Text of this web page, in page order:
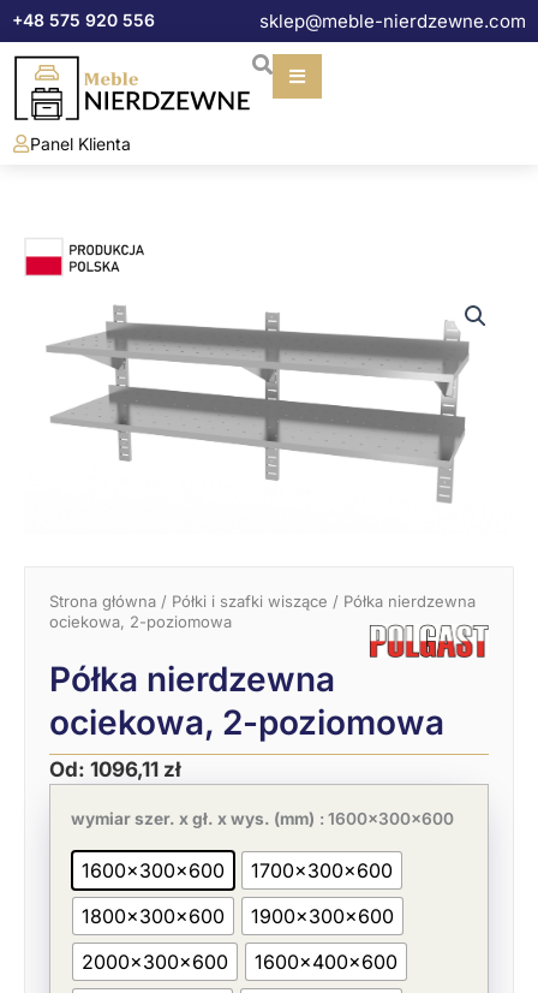
do+48 575 920 556 sklep@meble-nierdzewne.com
Panel Klienta
Strona główna / Półki i szafki wiszące / Półka nierdzewna
ociekowa, 2-poziomowa
Półka nierdzewna
ociekowa, 2-poziomowa
Od: 1096,11 zł
wymiar szer. x gł. x wys. (mm) : 1600x300x600
1600x300x600
1700x300x600
1800x300x600
1900x300x600
2000x300x600
1600x400x600
Pierwotna
cena
wynosiła:
1686,33 zł.
Aktualna
cena
wynosi:
1096,11 zł.
Półka
nierdzewna
ociekowa,
poziomowa